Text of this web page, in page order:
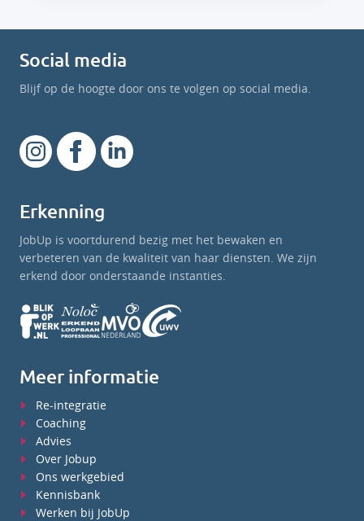
Social media
Blijf op de hoogte door ons te volgen op social media.
Erkenning
JobUp is voortdurend bezig met het bewaken en
verbeteren van de kwaliteit van haar diensten. We zijn
erkend door onderstaande instanties.
Meer informatie
Re-integratie
Coaching
Advies
Over Jobup
Ons werkgebied
Kennisbank
Werken bij JobUp